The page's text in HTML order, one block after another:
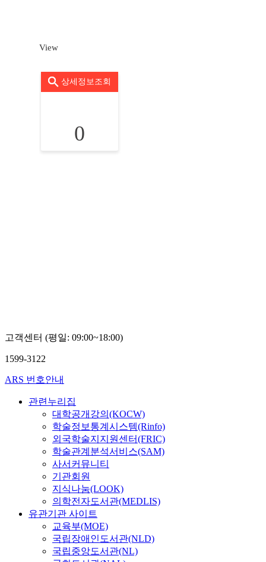
View
상세정보조회
0
고객센터 (평일: 09:00~18:00)
1599-3122
ARS 번호안내
관련누리집
대학공개강의(KOCW)
학술정보통계시스템(Rinfo)
외국학술지지원센터(FRIC)
학술관계분석서비스(SAM)
사서커뮤니티
기관회원
지식나눔(LOOK)
의학전자도서관(MEDLIS)
유관기관 사이트
교육부(MOE)
국립장애인도서관(NLD)
국립중앙도서관(NL)